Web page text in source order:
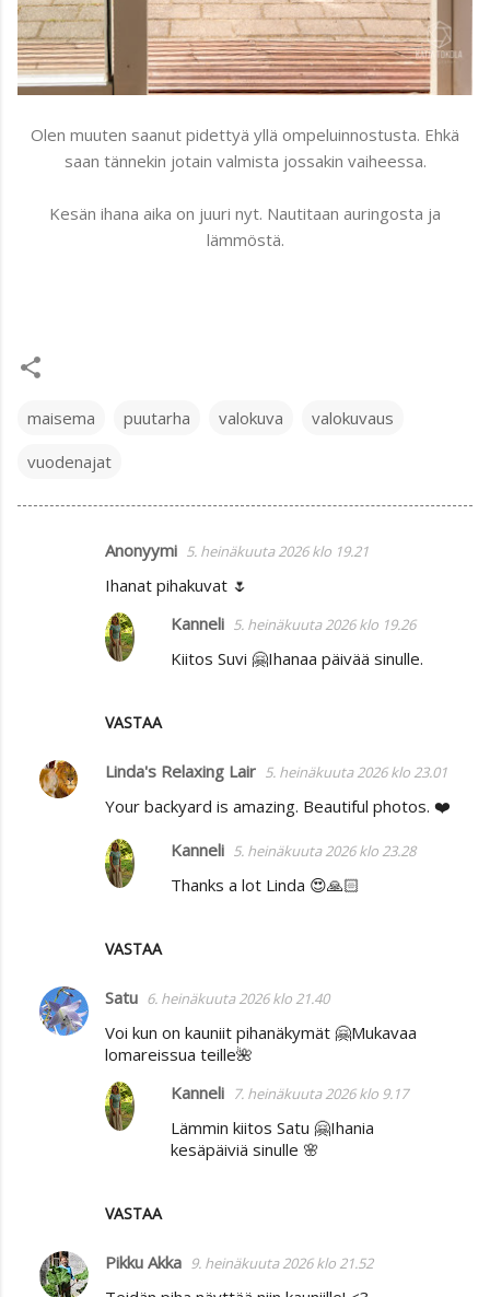
Olen muuten saanut pidettyä yllä ompeluinnostusta. Ehkä
saan tännekin jotain valmista jossakin vaiheessa.
Kesän ihana aika on juuri nyt. Nautitaan auringosta ja
lämmöstä.
maisema puutarha valokuva
valokuvaus
vuodenajat
i
Anonyymi 5. heinäkuuta 2026 klo 19.21
Ihanat pihakuvat 🌷
VASTAA
Kanneli 5. heinäkuuta 2026 klo 19.26
Kiitos Suvi 🤗Ihanaa päivää sinulle.
Linda's Relaxing Lair 5. heinäkuuta 2026 klo 23.01
Your backyard is amazing. Beautiful photos. ❤️
VASTAA
Kanneli 5. heinäkuuta 2026 klo 23.28
Thanks a lot Linda 😍🙏🏻
Satu 6. heinäkuuta 2026 klo 21.40
Voi kun on kauniit pihanäkymät 🤗Mukavaa
lomareissua teille🌺
VASTAA
Kanneli 7. heinäkuuta 2026 klo 9.17
Lämmin kiitos Satu 🤗Ihania
kesäpäiviä sinulle 🌸
Pikku Akka 9. heinäkuuta 2026 klo 21.52